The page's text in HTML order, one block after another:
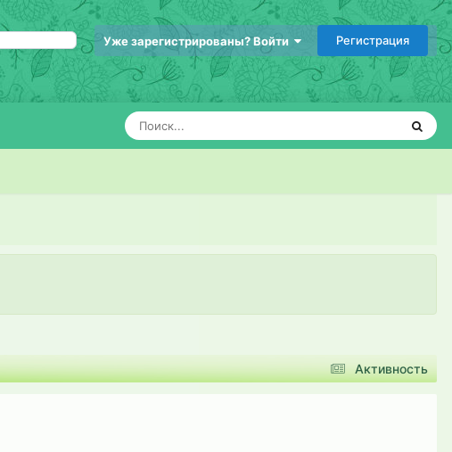
Уже зарегистрированы? Войти Регистрация
Активность